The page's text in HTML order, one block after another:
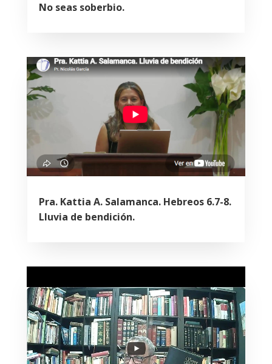
No seas soberbio.
Pra. Kattia A. Salamanca. Hebreos 6.7-8.
Lluvia de bendición.